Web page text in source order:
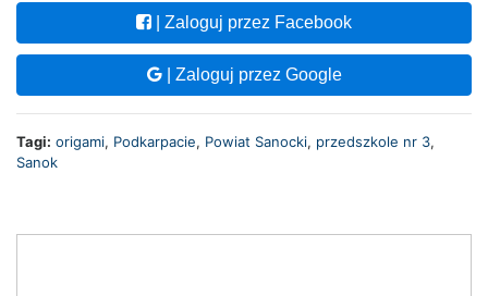
| Zaloguj przez Facebook
| Zaloguj przez Google
Tagi: origami, Podkarpacie, Powiat Sanocki, przedszkole nr 3,
Sanok